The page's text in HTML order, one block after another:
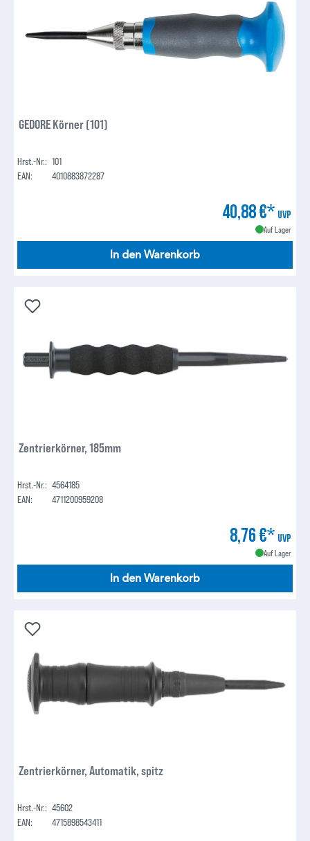
GEDORE Körner (101)
Hrst.-Nr.: 101
EAN:
4010883872287
40,88 €* UVP
Auf Lager
In den Warenkorb
Zentrierkörner, 185mm
Hrst.-Nr.: 4564185
EAN:
4711200959208
8,76 €* UVP
Auf Lager
In den Warenkorb
Zentrierkörner, Automatik, spitz
Hrst.-Nr.: 45602
EAN:
4715898543411